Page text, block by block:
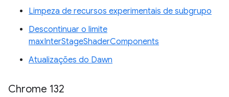
Limpeza de recursos experimentais de subgrupo
Descontinuar o limite
maxInterStageShaderComponents
Atualizações do Dawn
Chrome 132